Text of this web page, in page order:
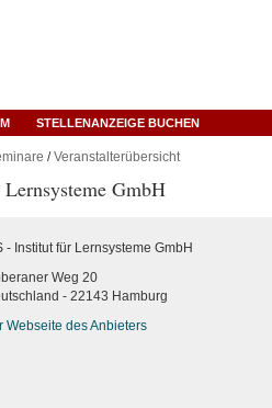
STELLENANZEIGE BUCHEN
/Veranstalterübersicht
GmbH
- Institut für Lernsysteme GmbH
Weg 20
- 22143 Hamburg
Webseite des Anbieters